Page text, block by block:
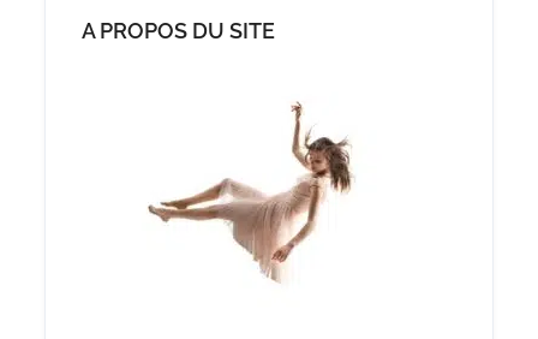
A PROPOS DU SITE